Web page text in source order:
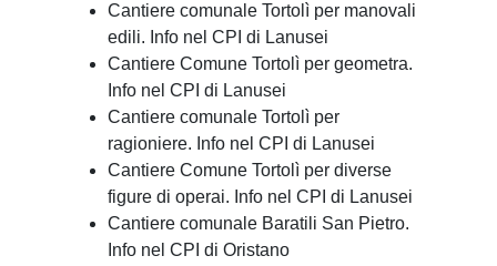
Cantiere comunale Tortolì per manovali
edili. Info nel CPI di Lanusei
Cantiere Comune Tortolì per geometra.
Info nel CPI di Lanusei
Cantiere comunale Tortolì per
ragioniere. Info nel CPI di Lanusei
Cantiere Comune Tortolì per diverse
figure di operai. Info nel CPI di Lanusei
Cantiere comunale Baratili San Pietro.
Info nel CPI di Oristano